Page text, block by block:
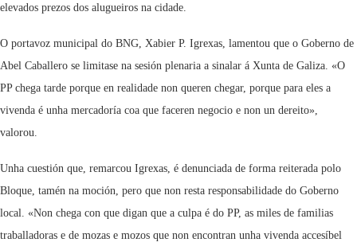
elevados prezos dos alugueiros na cidade.
O portavoz municipal do BNG, Xabier P. Igrexas, lamentou que o Goberno de
Abel Caballero se limitase na sesión plenaria a sinalar á Xunta de Galiza. «O
PP chega tarde porque en realidade non queren chegar, porque para eles a
vivenda é unha mercadoría coa que faceren negocio e non un dereito»,
valorou.
Unha cuestión que, remarcou Igrexas, é denunciada de forma reiterada polo
Bloque, tamén na moción, pero que non resta responsabilidade do Goberno
local. «Non chega con que digan que a culpa é do PP, as miles de familias
traballadoras e de mozas e mozos que non encontran unha vivenda accesíbel